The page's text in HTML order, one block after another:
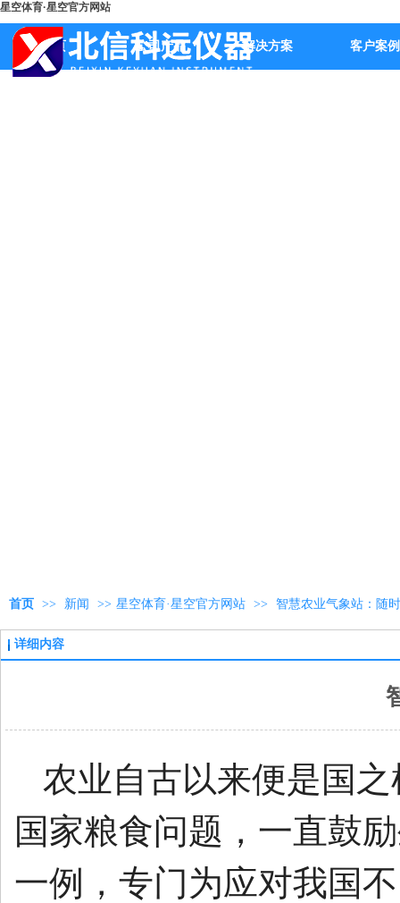
星空体育·星空官方网站
首页 公司产品 解决方案 客户案例
首页 >> 新闻 >> 星空体育·星空官方网站 >> 智慧农业气象站：随
详细内容
农业自古以来便是国
国家粮食问题，一直鼓
一例，专门为应对我国